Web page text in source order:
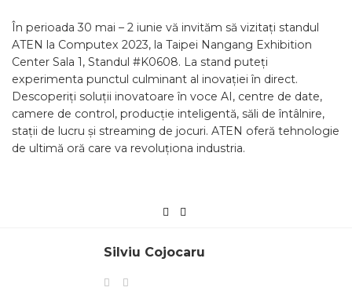
În perioada 30 mai – 2 iunie vă invităm să vizitați standul
ATEN la Computex 2023, la Taipei Nangang Exhibition
Center Sala 1, Standul #K0608. La stand puteți
experimenta punctul culminant al inovației în direct.
Descoperiți soluții inovatoare în voce AI, centre de date,
camere de control, producție inteligentă, săli de întâlnire,
stații de lucru și streaming de jocuri. ATEN oferă tehnologie
de ultimă oră care va revoluționa industria.
Silviu Cojocaru